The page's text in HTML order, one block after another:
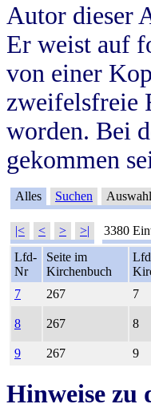
Autor dieser
Er weist auf
von einer
zweifelsfreie
worden. Bei
gekommen
Alles Suchen Auswahl
|< < > >| 3380
Lfd-
Nr
Seite im
Kirchenbuch
7
267 7
8 267 8
9 267 9
Hinweise zu